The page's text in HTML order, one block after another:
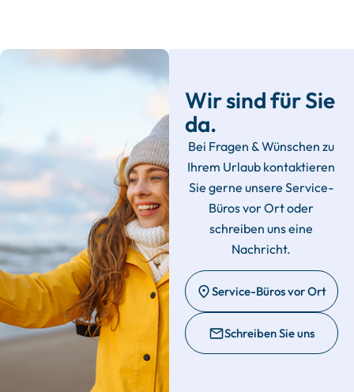
Wir sind für Sie
da.
Bei Fragen & Wünschen zu
Ihrem Urlaub kontaktieren
Sie gerne unsere Service-
Büros vor Ort oder
schreiben uns eine
Nachricht.
Service-Büros vor Ort
Schreiben Sie uns